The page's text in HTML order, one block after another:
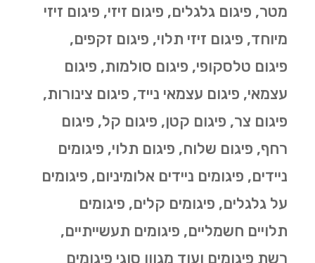
מטר, פיגום גלגלים, פיגום זיזי, פיגום זיזי
מיוחד, פיגום זיזי תלוי, פיגום זקפים,
פיגום טלסקופי, פיגום סולמות, פיגום
עצמאי, פיגום עצמאי נייד, פיגום צינורות,
פיגום צר, פיגום קטן, פיגום קל, פיגום
רחף, פיגום שלוח, פיגום תלוי, פיגומים
ניידים, פיגומים ניידים אלומיניום, פיגומים
על גלגלים, פיגומים קלים, פיגומים
תלויים חשמליים, פיגומים תעשייתיים,
רשת פיגומים ועוד מגוון סוגי פיגומים